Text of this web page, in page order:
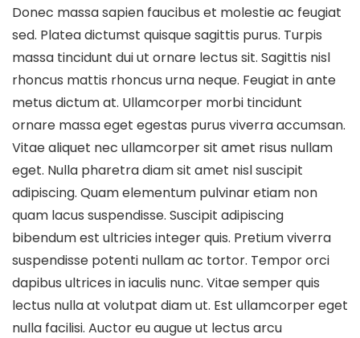
Donec massa sapien faucibus et molestie ac feugiat
sed. Platea dictumst quisque sagittis purus. Turpis
massa tincidunt dui ut ornare lectus sit. Sagittis nisl
rhoncus mattis rhoncus urna neque. Feugiat in ante
metus dictum at. Ullamcorper morbi tincidunt
ornare massa eget egestas purus viverra accumsan.
Vitae aliquet nec ullamcorper sit amet risus nullam
eget. Nulla pharetra diam sit amet nisl suscipit
adipiscing. Quam elementum pulvinar etiam non
quam lacus suspendisse. Suscipit adipiscing
bibendum est ultricies integer quis. Pretium viverra
suspendisse potenti nullam ac tortor. Tempor orci
dapibus ultrices in iaculis nunc. Vitae semper quis
lectus nulla at volutpat diam ut. Est ullamcorper eget
nulla facilisi. Auctor eu augue ut lectus arcu